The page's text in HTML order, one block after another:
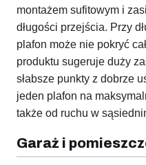
montażem sufitowym i
długości przejścia. Przy
plafon może nie pokryć
produktu sugeruje duży
słabsze punkty z dobrze
jeden plafon na
także od ruchu w
Garaż i